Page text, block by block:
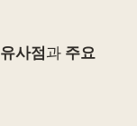
유사점 과 주요